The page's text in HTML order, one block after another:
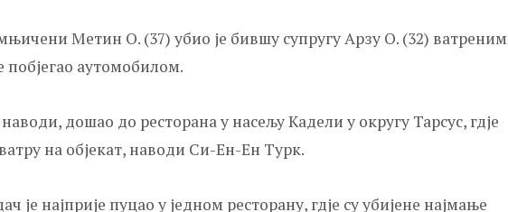
Метин О. (37) убио је бившу супругу Арзу О. (32) ватреним
побјегао аутомобилом.
дошао до ресторана у насељу Кадели у округу Тарсус, гдје
на објекат, наводи Си-Ен-Ен Турк.
је најприје пуцао у једном ресторану, гдје су убијене најмање